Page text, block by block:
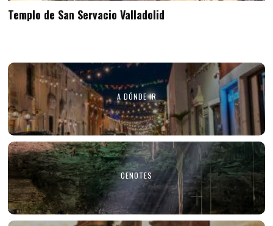
Templo de San Servacio Valladolid
A DÓNDE IR
CENOTES